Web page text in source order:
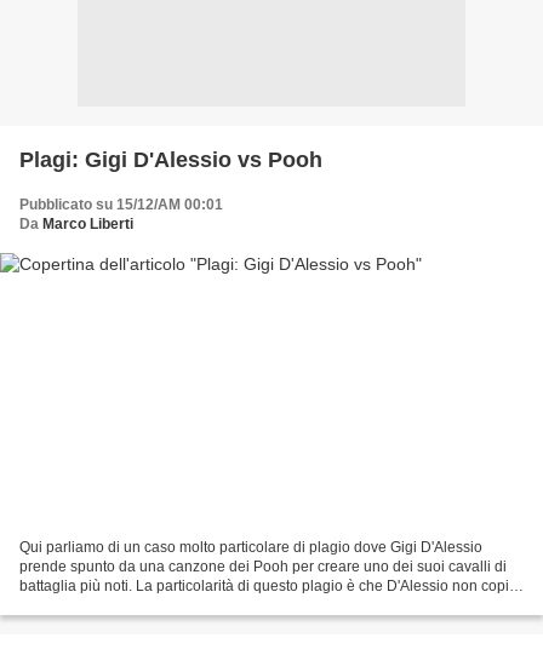
Plagi: Gigi D'Alessio vs Pooh
Pubblicato su 15/12/AM 00:01
Da Marco Liberti
Qui parliamo di un caso molto particolare di plagio dove Gigi D'Alessio
prende spunto da una canzone dei Pooh per creare uno dei suoi cavalli di
battaglia più noti. La particolarità di questo plagio è che D'Alessio non copia